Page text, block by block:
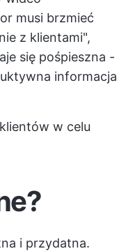
musi brzmieć
z klientami",
się pośpieszna -
informacja
w celu
i przydatna.